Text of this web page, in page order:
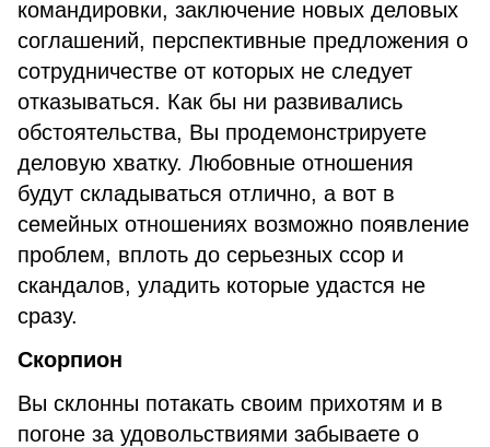
командировки, заключение новых деловых
соглашений, перспективные предложения о
сотрудничестве от которых не следует
отказываться. Как бы ни развивались
обстоятельства, Вы продемонстрируете
деловую хватку. Любовные отношения
будут складываться отлично, а вот в
семейных отношениях возможно появление
проблем, вплоть до серьезных ссор и
скандалов, уладить которые удастся не
сразу.
Скорпион
Вы склонны потакать своим прихотям и в
погоне за удовольствиями забываете о